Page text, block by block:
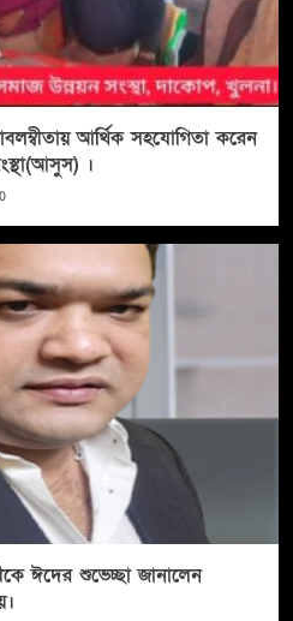
আর্থিক সহযোগিতা করেন
।
0
ঈদের শুভেচ্ছা জানালেন